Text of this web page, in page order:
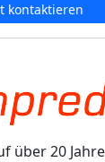
kontaktieren
über 20